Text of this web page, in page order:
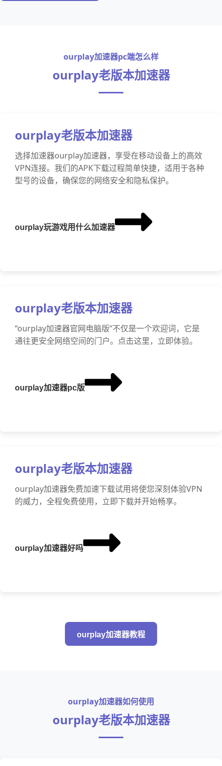
ourplay加速器pc端怎么样
ourplay老版本加速器
ourplay老版本加速器
选择加速器ourplay加速器，享受在移动设备上的高效
VPN连接。我们的APK下载过程简单快捷，适用于各种
型号的设备，确保您的网络安全和隐私保护。
ourplay玩游戏用什么加速器
ourplay老版本加速器
“ourplay加速器官网电脑版”不仅是一个欢迎词，它是
通往更安全网络空间的门户。点击这里，立即体验。
ourplay加速器pc版
ourplay老版本加速器
ourplay加速器免费加速下载试用将使您深刻体验VPN
的威力，全程免费使用，立即下载并开始畅享。
ourplay加速器好吗
ourplay加速器教程
ourplay加速器如何使用
ourplay老版本加速器